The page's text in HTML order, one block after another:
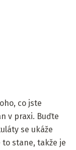
co jste
v praxi. Buďte
se ukáže
stane, takže je